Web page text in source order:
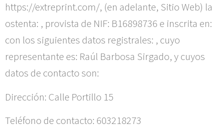
https://extreprint.com/, (en adelante, Sitio Web) la
ostenta: , provista de NIF: B16898736 e inscrita en:
con los siguientes datos registrales: , cuyo
representante es: Raúl Barbosa Sirgado, y cuyos
datos de contacto son:
Dirección: Calle Portillo 15
Teléfono de contacto: 603218273